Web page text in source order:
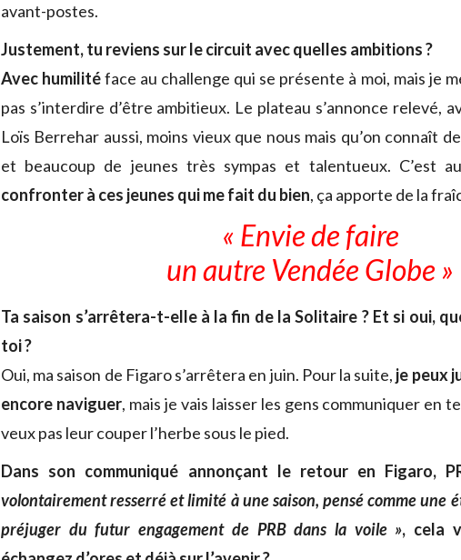
avant-postes.
Justement, tu reviens sur le circuit avec quelles ambitions ?
Avec humilitéface au challenge qui se présente à moi, mais je
pas s’interdire d’être ambitieux. Le plateau s’annonce relevé,
Loïs Berrehar aussi, moins vieux que nous mais qu’on connaît
et beaucoup de jeunes très sympas et talentueux. C’est
confronter à ces jeunes qui me fait du bien, ça apporte de la
« Envie de faire
un autre Vendée Globe »
Ta saison s’arrêtera-t-elle à la fin de la Solitaire ? Et si oui,
toi ?
Oui, ma saison de Figaro s’arrêtera en juin. Pour la suite, je peux
encore naviguer, mais je vais laisser les gens communiquer en
veux pas leur couper l’herbe sous le pied.
Dans son communiqué annonçant le retour en Figaro,
volontairement resserré et limité à une saison, pensé comme une
préjuger du futur engagement de PRB dans la voile », cela